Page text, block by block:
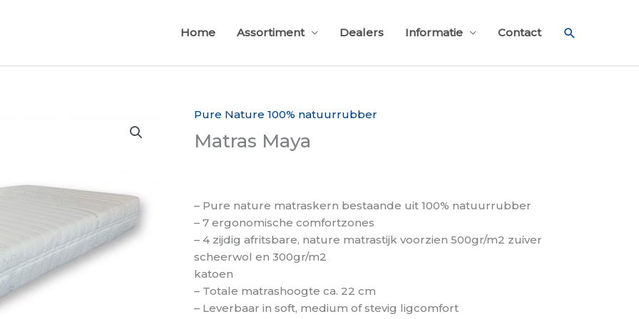
Home Assortiment Dealers Informatie Contact Zoeken
Pure Nature 100% natuurrubber
Matras Maya
– Pure nature matraskern bestaande uit 100% natuurrubber
– 7 ergonomische comfortzones
– 4 zijdig afritsbare, nature matrastijk voorzien 500gr/m2 zuiver
scheerwol en 300gr/m2
katoen
– Totale matrashoogte ca. 22 cm
– Leverbaar in soft, medium of stevig ligcomfort